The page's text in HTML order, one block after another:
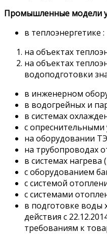
Промышленные модели
в теплоэнергетике :
на объектах
на объектах
водоподготовки
в инженерном
в водогрейных и
в системах
с
на оборудовании
на трубопроводах
в системах
с оборудованием
с системой
с системами
в подготовке воды
действия с
требованиям к